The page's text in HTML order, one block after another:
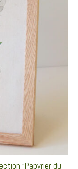
“Papyrier du